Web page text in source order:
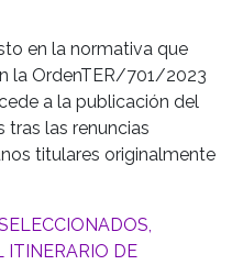
en la normativa que
la OrdenTER/701/2023
a la publicación del
las renuncias
titulares originalmente
ITINERARIO DE